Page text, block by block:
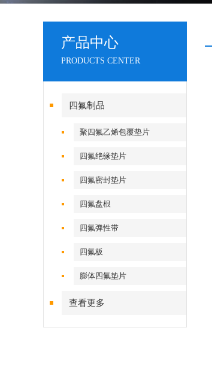
产品中心
PRODUCTS CENTER
四氟制品
聚四氟乙烯包覆垫片
四氟绝缘垫片
四氟密封垫片
四氟盘根
四氟弹性带
四氟板
膨体四氟垫片
查看更多